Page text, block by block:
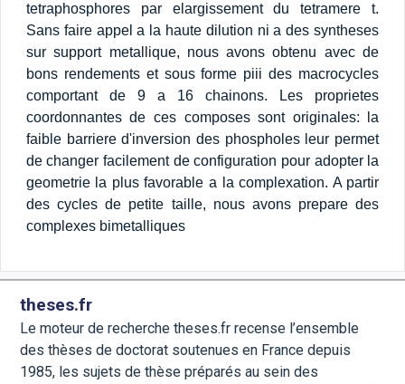
tetraphosphores par elargissement du tetramere t.
Sans faire appel a la haute dilution ni a des syntheses
sur support metallique, nous avons obtenu avec de
bons rendements et sous forme piii des macrocycles
comportant de 9 a 16 chainons. Les proprietes
coordonnantes de ces composes sont originales: la
faible barriere d'inversion des phospholes leur permet
de changer facilement de configuration pour adopter la
geometrie la plus favorable a la complexation. A partir
des cycles de petite taille, nous avons prepare des
complexes bimetalliques
theses.fr
Le moteur de recherche theses.fr recense l’ensemble
des thèses de doctorat soutenues en France depuis
1985, les sujets de thèse préparés au sein des